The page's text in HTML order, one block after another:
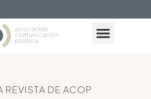
REVISTA DE ACOP